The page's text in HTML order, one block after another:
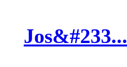
Jos&#233...